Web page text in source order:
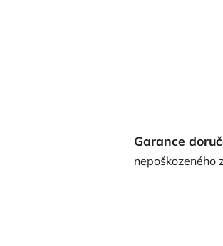
Garance
nepoškozeného